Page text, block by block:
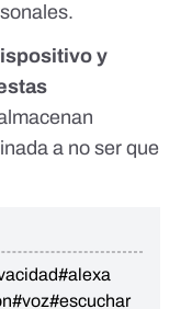
y
a no ser que
#alexa
#voz#escuchar